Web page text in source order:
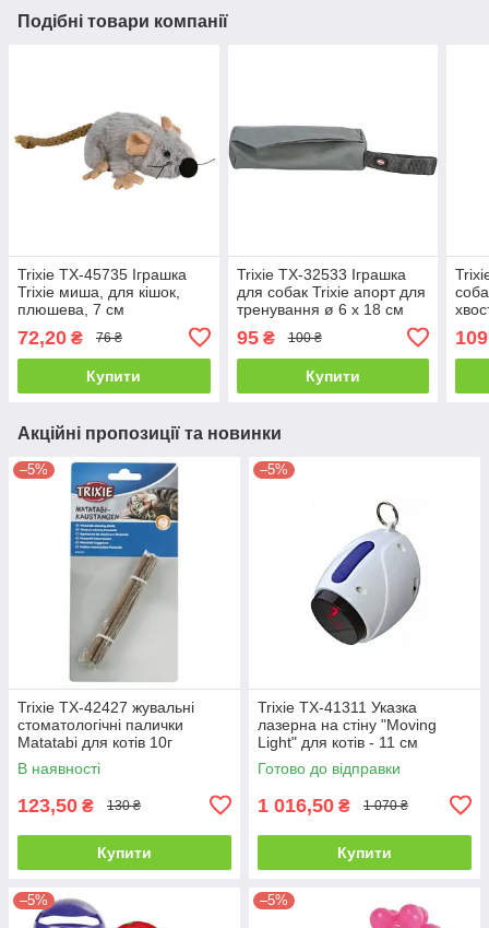
Подібні товари компанії
Trixie TX-45735 Іграшка
Trixie миша, для кішок,
плюшева, 7 см
72,20 ₴ 76 ₴
Купити
Trixie TX-32533 Іграшка
для собак Trixie апорт для
тренування ø 6 х 18 см
асортименті
95₴ 100 ₴
Купити
Акційні пропозиції та новинки
–5%
Trixie TX-42427 жувальні
стоматологічні палички
Matatabi для котів 10г
В наявності
123,50 ₴ 130 ₴
Купити
–5%
Trixie TX-41311 Указка
лазерна на стіну "Moving
Light" для котів - 11 см
Готово до відправки
1 016,50 ₴ 1 070 ₴
Купити
–5% –5%